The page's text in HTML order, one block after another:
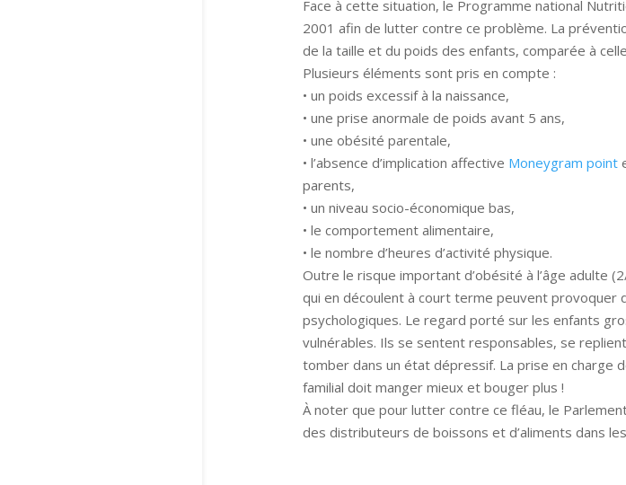
Face à cette situation, le Programme national
2001 afin de lutter contre ce problème. La
de la taille et du poids des enfants, comparée à
Plusieurs éléments sont pris en compte :
• un poids excessif à la naissance,
• une prise anormale de poids avant 5 ans,
• une obésité parentale,
• l’absence d’implication affective Moneygram point
parents,
• un niveau socio-économique bas,
• le comportement alimentaire,
• le nombre d’heures d’activité physique.
Outre le risque important d’obésité à l’âge adulte
qui en découlent à court terme peuvent provoquer
psychologiques. Le regard porté sur les enfants
vulnérables. Ils se sentent responsables, se
tomber dans un état dépressif. La prise en charge
familial doit manger mieux et bouger plus !
À noter que pour lutter contre ce fléau, le
des distributeurs de boissons et d’aliments dans